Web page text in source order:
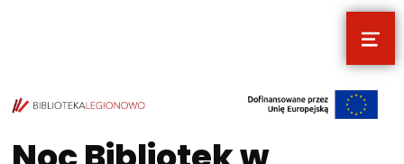
POCZYTALNIA – NOWE MIEJSCE NA
TWOJE NOWE MIEJSCE NA TWOJE KULTURALNE EKSPLORACJE